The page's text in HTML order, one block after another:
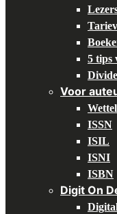
5 tips
Voor
ISSN
ISIL
ISNI
ISBN
Digit On